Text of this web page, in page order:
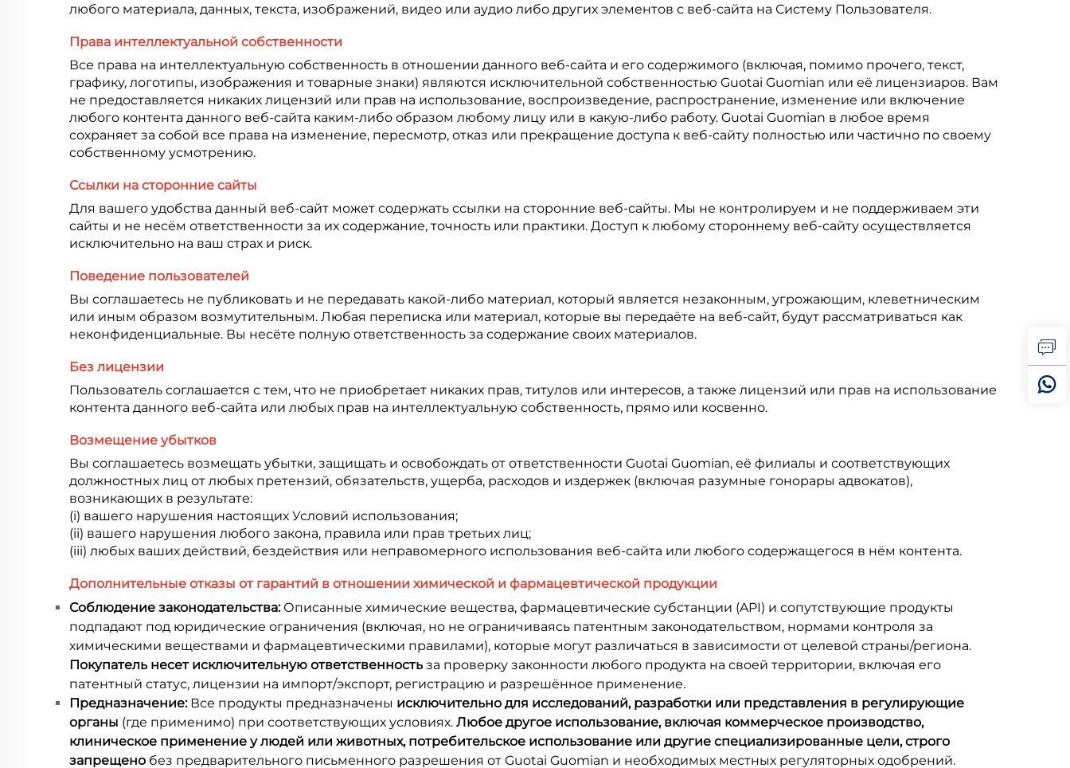
любого материала, данных, текста, изображений, видео или аудио либо других элементов с веб-сайта на Систему Пользователя.
Права интеллектуальной собственности
Все права на интеллектуальную собственность в отношении данного веб-сайта и его содержимого (включая, помимо прочего, текст,
графику, логотипы, изображения и товарные знаки) являются исключительной собственностью Guotai Guomian или её лицензиаров. Вам
не предоставляется никаких лицензий или прав на использование, воспроизведение, распространение, изменение или включение
любого контента данного веб-сайта каким-либо образом любому лицу или в какую-либо работу. Guotai Guomian в любое время
сохраняет за собой все права на изменение, пересмотр, отказ или прекращение доступа к веб-сайту полностью или частично по своему
собственному усмотрению.
Ссылки на сторонние сайты
Для вашего удобства данный веб-сайт может содержать ссылки на сторонние веб-сайты. Мы не контролируем и не поддерживаем эти
сайты и не несём ответственности за их содержание, точность или практики. Доступ к любому стороннему веб-сайту осуществляется
исключительно на ваш страх и риск.
Поведение пользователей
Вы соглашаетесь не публиковать и не передавать какой-либо материал, который является незаконным, угрожающим, клеветническим
или иным образом возмутительным. Любая переписка или материал, которые вы передаёте на веб-сайт, будут рассматриваться как
неконфиденциальные. Вы несёте полную ответственность за содержание своих материалов.
Без лицензии
Пользователь соглашается с тем, что не приобретает никаких прав, титулов или интересов, а также лицензий или прав на использование
контента данного веб-сайта или любых прав на интеллектуальную собственность, прямо или косвенно.
Возмещение убытков
Вы соглашаетесь возмещать убытки, защищать и освобождать от ответственности Guotai Guomian, её филиалы и соответствующих
должностных лиц от любых претензий, обязательств, ущерба, расходов и издержек (включая разумные гонорары адвокатов),
возникающих в результате:
(i) вашего нарушения настоящих Условий использования;
(ii) вашего нарушения любого закона, правила или прав третьих лиц;
(iii) любых ваших действий, бездействия или неправомерного использования веб-сайта или любого содержащегося в нём контента.
Дополнительные отказы от гарантий в отношении химической и фармацевтической продукции
Соблюдение законодательства: Описанные химические вещества, фармацевтические субстанции (API) и сопутствующие продукты
подпадают под юридические ограничения (включая, но не ограничиваясь патентным законодательством, нормами контроля за
химическими веществами и фармацевтическими правилами), которые могут различаться в зависимости от целевой страны/региона.
Покупатель несет исключительную ответственность за проверку законности любого продукта на своей территории, включая его
патентный статус, лицензии на импорт/экспорт, регистрацию и разрешённое применение.
Предназначение: Все продукты предназначены исключительно для исследований, разработки или представления в регулирующие
органы (где применимо) при соответствующих условиях. Любое другое использование, включая коммерческое производство,
клиническое применение у людей или животных, потребительское использование или другие специализированные цели, строго
запрещено без предварительного письменного разрешения от Guotai Guomian и необходимых местных регуляторных одобрений.